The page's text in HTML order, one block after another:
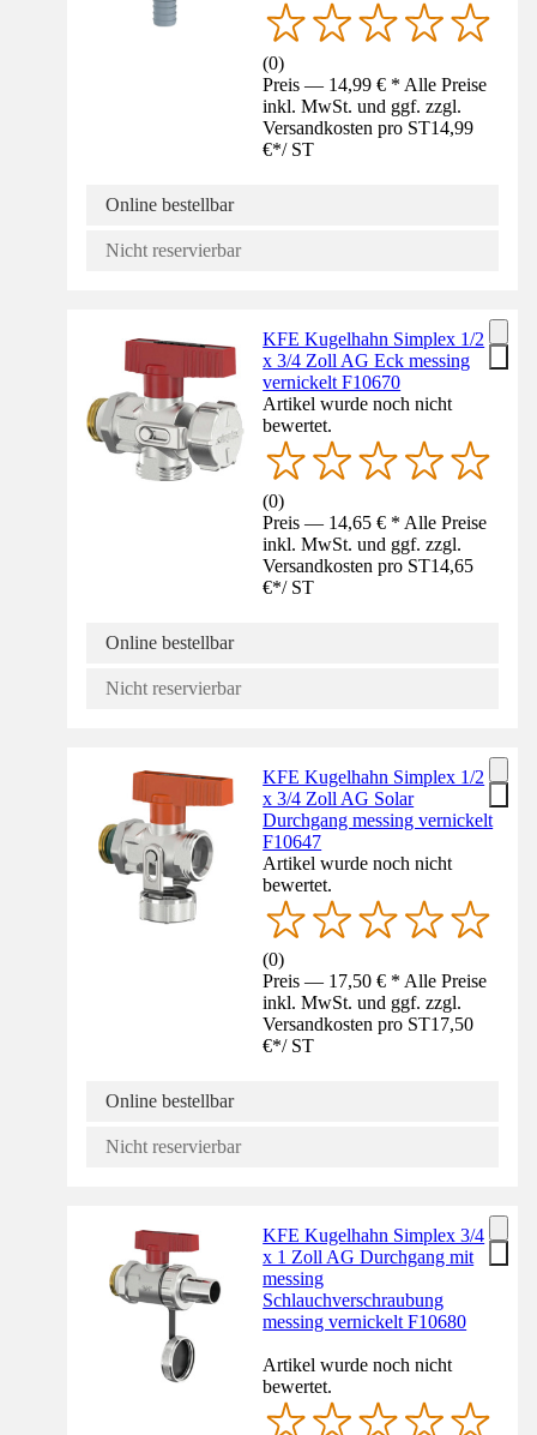
(0)
Preis — 14,99 € * Alle Preise
inkl. MwSt. und ggf. zzgl.
Versandkosten pro ST14,99
€*/ ST
Online bestellbar
Nicht reservierbar
KFE Kugelhahn Simplex 1/2
x 3/4 Zoll AG Eck messing
vernickelt F10670
Artikel wurde noch nicht
bewertet.
(0)
Preis — 14,65 € * Alle Preise
inkl. MwSt. und ggf. zzgl.
Versandkosten pro ST14,65
€*/ ST
Online bestellbar
Nicht reservierbar
KFE Kugelhahn Simplex 1/2
x 3/4 Zoll AG Solar
Durchgang messing vernickelt
F10647
Artikel wurde noch nicht
bewertet.
(0)
Preis — 17,50 € * Alle Preise
inkl. MwSt. und ggf. zzgl.
Versandkosten pro ST17,50
€*/ ST
Online bestellbar
Nicht reservierbar
KFE Kugelhahn Simplex 3/4
x 1 Zoll AG Durchgang mit
messing
Schlauchverschraubung
messing vernickelt F10680
Artikel wurde noch nicht
bewertet.